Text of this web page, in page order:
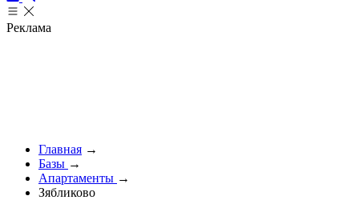
Реклама
Главная →
Базы →
Апартаменты →
Зябликово